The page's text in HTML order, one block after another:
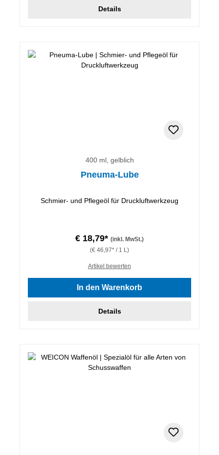
Details
400 ml, gelblich
Pneuma-Lube
Schmier- und Pflegeöl für Druckluftwerkzeug
€ 18,79* (inkl. MwSt.)
(€ 46,97* / 1 L)
Artikel bewerten
In den Warenkorb
Details